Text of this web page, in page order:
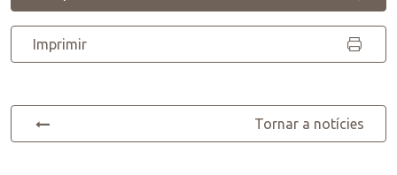
Imprimir
Tornar a notícies